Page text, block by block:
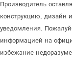
Производитель
конструкцию, дизайн
уведомления.
информацией на
избежание